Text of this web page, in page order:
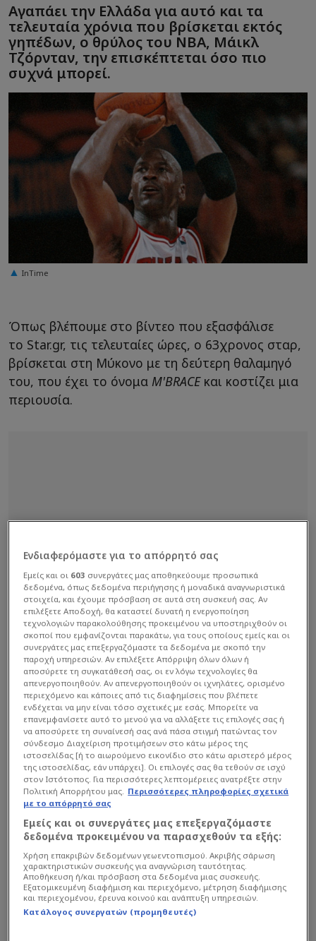
Αγαπάει την Ελλάδα για αυτό και τα
τελευταία χρόνια που βρίσκεται εκτός
γηπέδων, ο θρύλος του NBA, Μάικλ
Τζόρνταν, την επισκέπτεται όσο πιο
συχνά μπορεί.
InTime
Όπως βλέπουμε στο βίντεο που εξασφάλισε
το Star.gr, τις τελευταίες ώρες, ο 63χρονος σταρ,
βρίσκεται στη Μύκονο με τη δεύτερη θαλαμηγό
του, που έχει το όνομα M'BRACEκαι κοστίζει μια
περιουσία.
Δείτεπερισσότερα ΕΔΩ
Ενδιαφερόμαστε για το απόρρητό σας
Εμείς και οι 603 συνεργάτες μας αποθηκεύουμε προσωπικά
δεδομένα, όπως δεδομένα περιήγησης ή μοναδικά αναγνωριστικά
στοιχεία, και έχουμε πρόσβαση σε αυτά στη συσκευή σας. Αν
επιλέξετε Αποδοχή, θα καταστεί δυνατή η ενεργοποίηση
τεχνολογιών παρακολούθησης προκειμένου να υποστηριχθούν οι
σκοποί που εμφανίζονται παρακάτω, για τους οποίους εμείς και οι
συνεργάτες μας επεξεργαζόμαστε τα δεδομένα με σκοπό την
παροχή υπηρεσιών. Αν επιλέξετε Απόρριψη όλων όλων ή
αποσύρετε τη συγκατάθεσή σας, οι εν λόγω τεχνολογίες θα
απενεργοποιηθούν. Αν απενεργοποιηθούν οι ιχνηλάτες, ορισμένο
περιεχόμενο και κάποιες από τις διαφημίσεις που βλέπετε
ενδέχεται να μην είναι τόσο σχετικές με εσάς. Μπορείτε να
επανεμφανίσετε αυτό το μενού για να αλλάξετε τις επιλογές σας ή
να αποσύρετε τη συναίνεσή σας ανά πάσα στιγμή πατώντας τον
σύνδεσμο Διαχείριση προτιμήσεων στο κάτω μέρος της
ιστοσελίδας [ή το αιωρούμενο εικονίδιο στο κάτω αριστερό μέρος
της ιστοσελίδας, εάν υπάρχει]. Οι επιλογές σας θα τεθούν σε ισχύ
στον Ιστότοπος. Για περισσότερες λεπτομέρειες ανατρέξτε στην
Πολιτική Απορρήτου μας. Περισσότερες πληροφορίες σχετικά
με το απόρρητό σας
Εμείς και οι συνεργάτες μας επεξεργαζόμαστε
δεδομένα προκειμένου να παρασχεθούν τα εξής:
Χρήση επακριβών δεδομένων γεωεντοπισμού. Ακριβής σάρωση
χαρακτηριστικών συσκευής για αναγνώριση ταυτότητας.
Αποθήκευση ή/και πρόσβαση στα δεδομένα μιας συσκευής.
Εξατομικευμένη διαφήμιση και περιεχόμενο, μέτρηση διαφήμισης
και περιεχομένου, έρευνα κοινού και ανάπτυξη υπηρεσιών.
Κατάλογος συνεργατών (προμηθευτές)